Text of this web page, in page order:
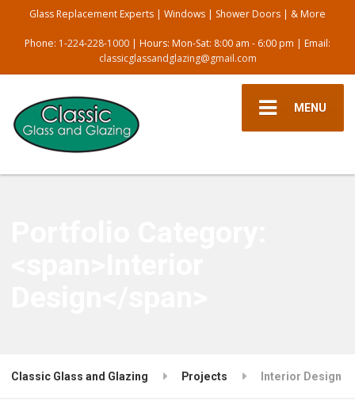
Glass Replacement Experts | Windows | Shower Doors | & More
Phone: 1-224-228-1000 | Hours: Mon-Sat: 8:00 am - 6:00 pm | Email:
classicglassandglazing@gmail.com
MENU
Classic Glass and Glazing Projects Interior Design